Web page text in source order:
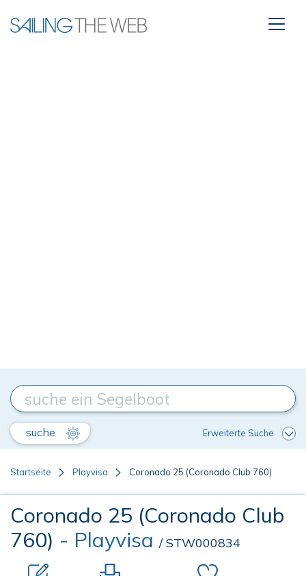
suche Erweiterte Suche
Startseite Playvisa Coronado 25 (Coronado Club 760)
Coronado 25 (Coronado Club
760) - Playvisa / STW000834